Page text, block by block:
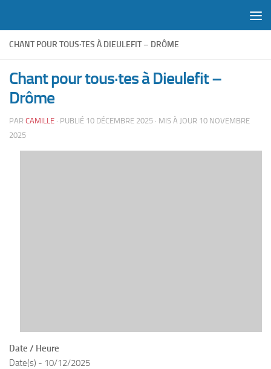
CHANT POUR TOUS·TES À DIEULEFIT – DRÔME
Chant pour tous·tes à Dieulefit –
Drôme
PAR CAMILLE · PUBLIÉ 10 DÉCEMBRE 2025 · MIS À JOUR 10 NOVEMBRE
2025
Date / Heure
Date(s) - 10/12/2025